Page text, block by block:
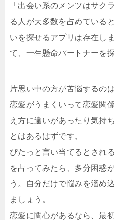
「出会い系のメンツはサク
る人が大多数を占めている
いを探せるアプリは存在し
て、一生懸命パートナーを
片思い中の方が苦悩するの
恋愛がうまくいって恋愛関
え方に違いがあったり気持
とはあるはずです。
ぴたっと言い当てるとされ
を占ってみたら、多分困惑
う。自分だけで悩みを溜め
ましょう。
恋愛に関心があるなら、最